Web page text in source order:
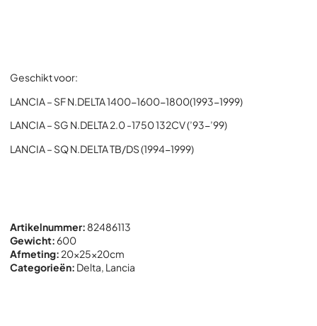
Geschikt voor:
LANCIA – SF N.DELTA 1400-1600-1800(1993-1999)
LANCIA – SG N.DELTA 2.0 -1750 132CV (’93-’99)
LANCIA – SQ N.DELTA TB/DS (1994-1999)
Artikelnummer: 82486113
Gewicht:600
Afmeting: 20x25x20cm
Categorieën: Delta, Lancia